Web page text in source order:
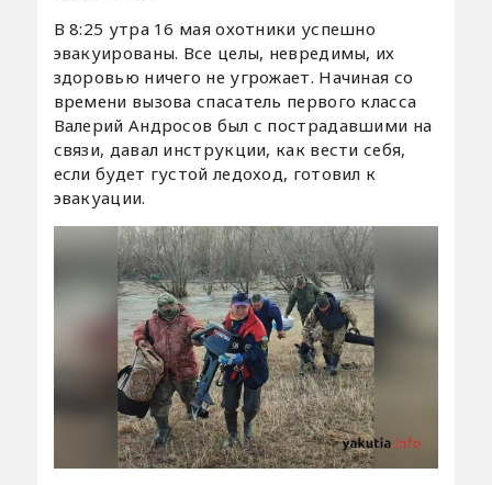
В 8:25 утра 16 мая охотники успешно
эвакуированы. Все целы, невредимы, их
здоровью ничего не угрожает. Начиная со
времени вызова спасатель первого класса
Валерий Андросов был с пострадавшими на
связи, давал инструкции, как вести себя,
если будет густой ледоход, готовил к
эвакуации.